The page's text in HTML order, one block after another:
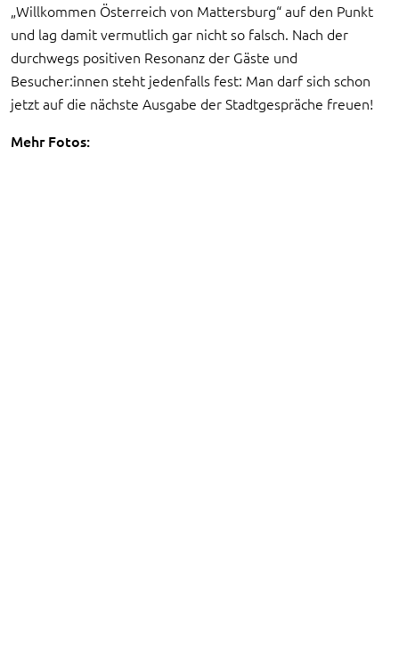
„Willkommen Österreich von Mattersburg“ auf den Punkt
und lag damit vermutlich gar nicht so falsch. Nach der
durchwegs positiven Resonanz der Gäste und
Besucher:innen steht jedenfalls fest: Man darf sich schon
jetzt auf die nächste Ausgabe der Stadtgespräche freuen!
Mehr Fotos: